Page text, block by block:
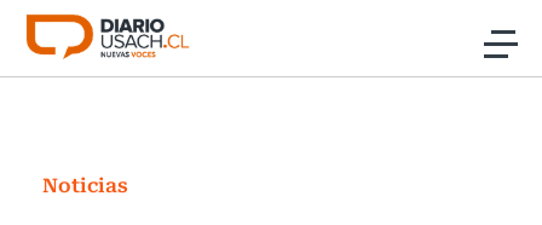
Click acá para ir directamente al contenido
Investigación
Noticias